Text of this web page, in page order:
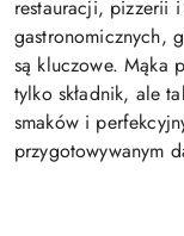
restauracji, pizzerii
gastronomicznych,
są kluczowe. Mąka
tylko składnik, ale
smaków i
przygotowywanym